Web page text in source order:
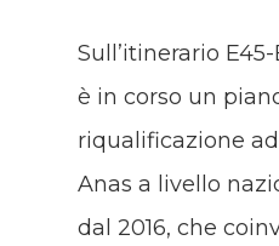
Sull’itinerario
è in corso un
riqualificazione
Anas a livello
dal 2016, che